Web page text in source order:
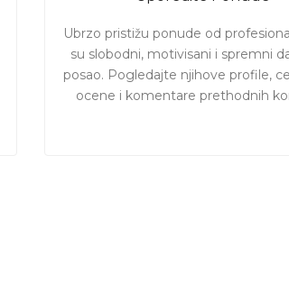
Ubrzo pristižu ponude od
su slobodni, motivisani i spremni
posao. Pogledajte njihove profile,
ocene i komentare prethodnih